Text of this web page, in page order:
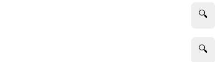
🔍
🔍